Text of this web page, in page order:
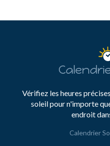
Vérifiez les heures
soleil pour n'importe
endroit
Calendrier